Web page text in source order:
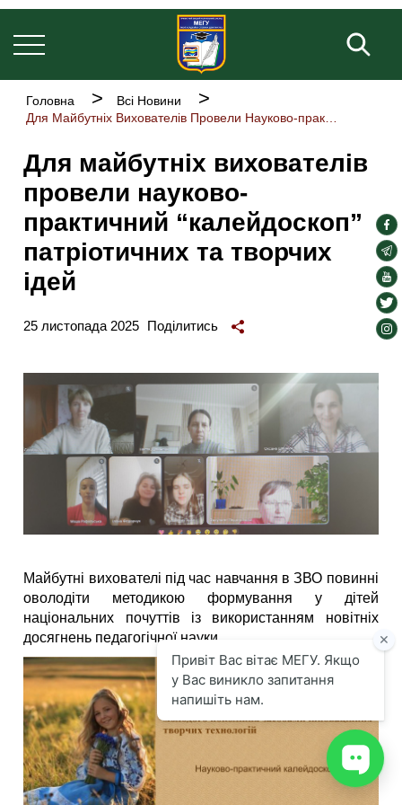
Перейти
до
основного
вмісту
Основна
Рядок
навіґації
Головна
Всі Новини
Для майбутніх вихователів
провели науково-
практичний “калейдоскоп”
патріотичних та творчих
ідей
25 листопада 2025 Поділитись
Майбутні вихователі під час навчання в ЗВО повинні
оволодіти методикою формування у дітей
національних почуттів із використанням новітніх
досягнень педагогічної науки.